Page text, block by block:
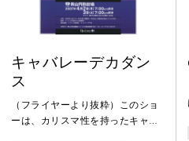
キャバレーデカダン
ス
（フライヤーより抜粋）このショ
ーは、カリスマ性を持ったキャバ